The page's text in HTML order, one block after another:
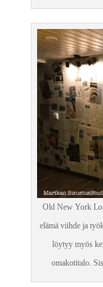
Old New York
elämä viihde ja
löytyy myös
omakotitalo.